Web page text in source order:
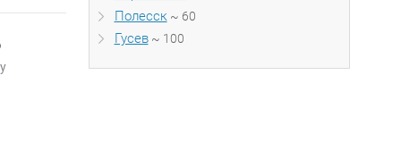
Полесск ~ 60
Гусев~ 100